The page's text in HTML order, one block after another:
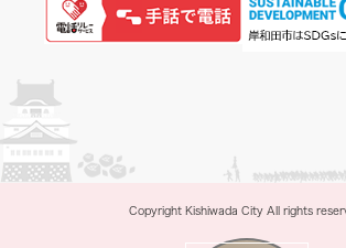
Copyright Kishiwada City All rights